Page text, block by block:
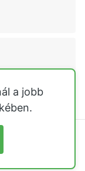
a jobb